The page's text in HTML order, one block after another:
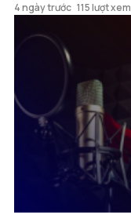
4 ngày trước 115 lượt xem